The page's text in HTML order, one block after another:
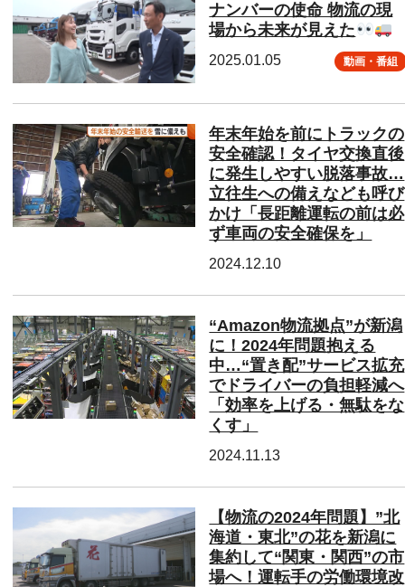
ナンバーの使命 物流の現
場から未来が見えた
2025.01.05 動画・番組
年末年始を前にトラックの
安全確認！タイヤ交換直後
に発生しやすい脱落事故…
立往生への備えなども呼び
かけ「長距離運転の前は必
ず車両の安全確保を」
2024.12.10
“Amazon物流拠点”が新潟
に！2024年問題抱える
中…“置き配”サービス拡充
でドライバーの負担軽減へ
「効率を上げる・無駄をな
くす」
2024.11.13
【物流の2024年問題】”北
海道・東北”の花を新潟に
集約して“関東・関西”の市
場へ！運転手の労働環境改